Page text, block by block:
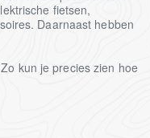
fietsen,
Daarnaast hebben
kun je precies zien hoe